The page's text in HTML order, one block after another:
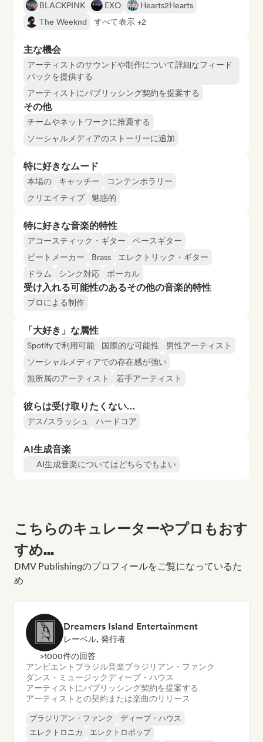
BLACKPINK
EXO
Hearts2Hearts
The Weeknd
すべて表示 +2
主な機会
アーティストのサウンドや制作について詳細なフィード
バックを提供する
アーティストにパブリッシング契約を提案する
その他
チームやネットワークに推薦する
ソーシャルメディアのストーリーに追加
特に好きなムード
本場の キャッチー
コンテンポラリー
クリエイティブ
魅惑的
特に好きな音楽的特性
アコースティック・ギター
ベースギター
ビートメーカー
Brass
エレクトリック・ギター
ドラム
シンク対応 ボーカル
受け入れる可能性のあるその他の音楽的特性
プロによる制作
「大好き」な属性
Spotifyで利用可能 国際的な可能性
男性アーティスト
ソーシャルメディアでの存在感が強い
無所属のアーティスト
若手アーティスト
彼らは受け取りたくない…
デス/スラッシュ ハードコア
AI生成音楽
AI生成音楽についてはどちらでもよい
こちらのキュレーターやプロもおす
すめ...
DMV Publishingのプロフィールをご覧になっているた
め
Dreamers Island Entertainment
レーベル, 発行者
>1000件の回答
アンビエント ブラジル音楽ブラジリアン・ファンク
ダンス・ミュージックディープ・ハウス
アーティストにパブリッシング契約を提案する
アーティストとの契約または楽曲のリリース
ブラジリアン・ファンク
ディープ・ハウス
エレクトロニカ
エレクトロポップ